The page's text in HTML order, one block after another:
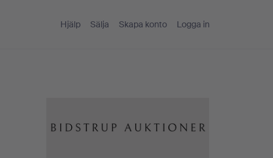
Hjälp Sälja Skapa konto Logga in